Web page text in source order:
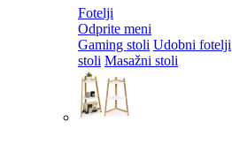
Fotelji
Odprite meni
Gaming stoli Udobni fotelji
stoli Masažni stoli